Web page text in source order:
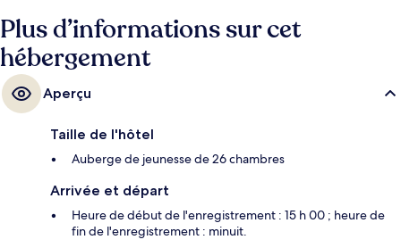
Plus d’informations sur cet
hébergement
Aperçu
Taille de l'hôtel
Auberge de jeunesse de 26 chambres
Arrivée et départ
Heure de début de l'enregistrement : 15 h 00 ; heure de
fin de l'enregistrement : minuit.